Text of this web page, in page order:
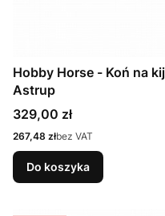
Hobby Horse - Koń na
Astrup
Cena
329,00 zł
Cena
267,48 złbez VAT
Do koszyka